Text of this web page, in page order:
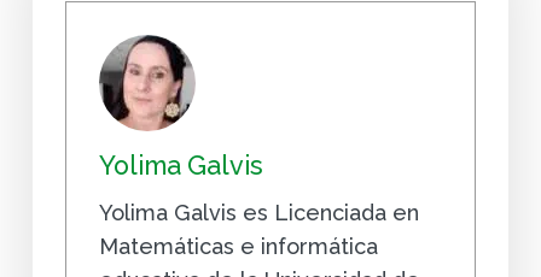
Yolima Galvis
Yolima Galvis es Licenciada en
Matemáticas e informática